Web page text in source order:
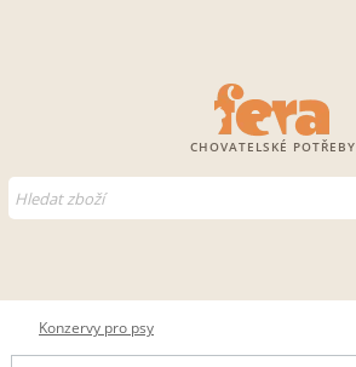
CHOVATELSKÉ POTŘEBY
Konzervy pro psy